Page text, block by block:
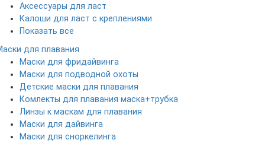
Аксессуары для ласт
Калоши для ласт с креплениями
Показать все
для плавания
Маски для фридайвинга
Маски для подводной охоты
Детские маски для плавания
Комлекты для плавания маска+трубка
Линзы к маскам для плавания
Маски для дайвинга
Маски для сноркелинга